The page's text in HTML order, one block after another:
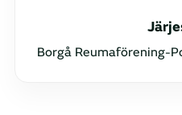
Borgå Reumaförening-